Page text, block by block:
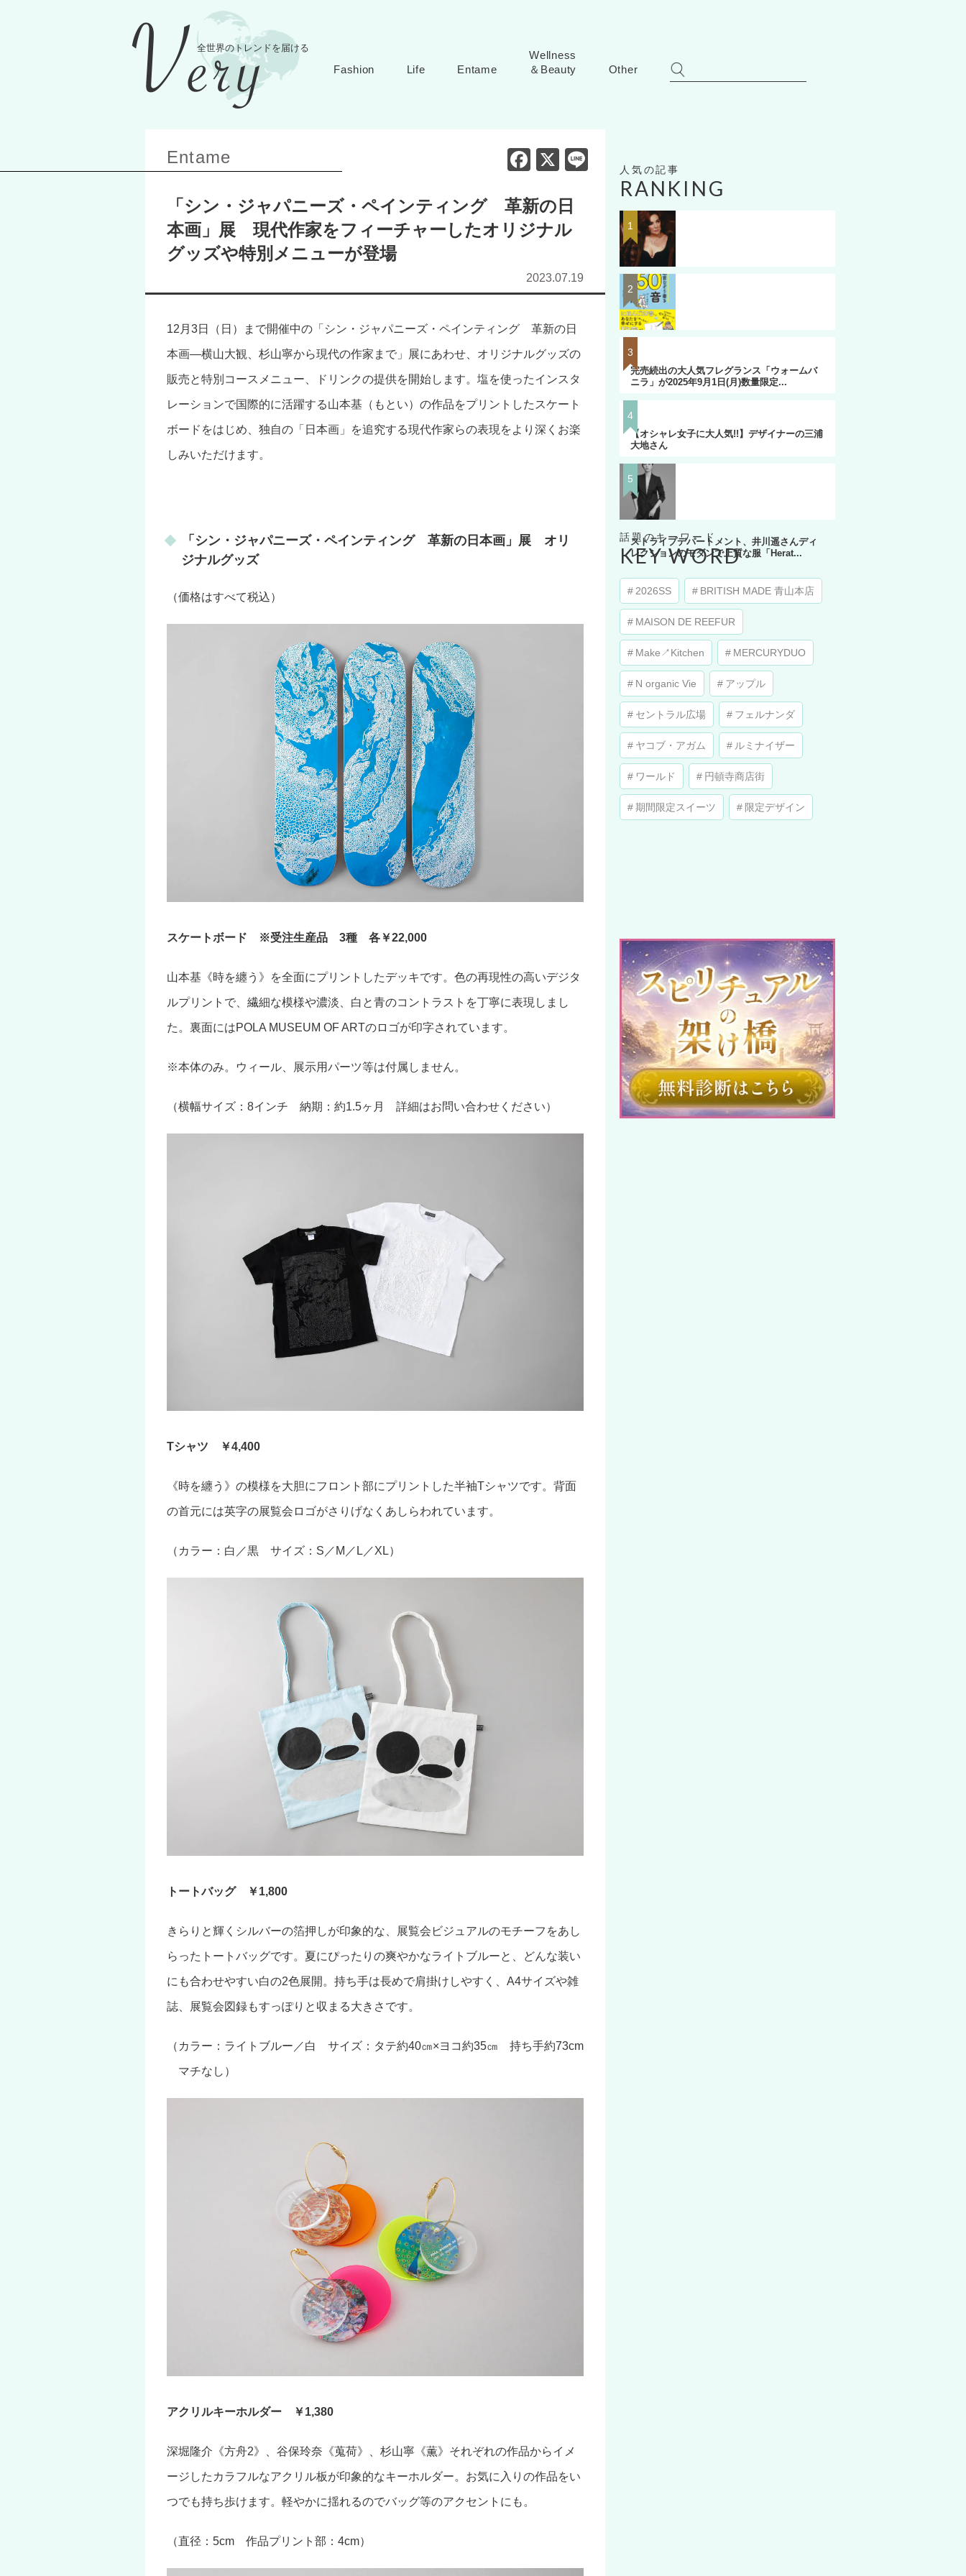
Fashion Life Entame
Wellness
＆Beauty
Other
S
e
f
o
r:
Entame
「シン・ジャパニーズ・ペインティング 革新の日
本画」展 現代作家をフィーチャーしたオリジナル
グッズや特別メニューが登場
2023.07.19
F
c
e
o
o
k
X
12月3日（日）まで開催中の「シン・ジャパニーズ・ペインティング 革新の日
本画―横山大観、杉山寧から現代の作家まで」展にあわせ、オリジナルグッズの
販売と特別コースメニュー、ドリンクの提供を開始します。塩を使ったインスタ
レーションで国際的に活躍する山本基（もとい）の作品をプリントしたスケート
ボードをはじめ、独自の「日本画」を追究する現代作家らの表現をより深くお楽
しみいただけます。
「シン・ジャパニーズ・ペインティング 革新の日本画」展 オリ
ジナルグッズ
（価格はすべて税込）
スケートボード ※受注生産品 3種 各￥22,000
山本基《時を纏う》を全面にプリントしたデッキです。色の再現性の高いデジタ
ルプリントで、繊細な模様や濃淡、白と青のコントラストを丁寧に表現しまし
た。裏面にはPOLA MUSEUM OF ARTのロゴが印字されています。
※本体のみ。ウィール、展示用パーツ等は付属しません。
（横幅サイズ：8インチ 納期：約1.5ヶ月 詳細はお問い合わせください）
Tシャツ ￥4,400
《時を纏う》の模様を大胆にフロント部にプリントした半袖Tシャツです。背面
の首元には英字の展覧会ロゴがさりげなくあしらわれています。
（カラー：白／黒 サイズ：S／M／L／XL）
トートバッグ ￥1,800
きらりと輝くシルバーの箔押しが印象的な、展覧会ビジュアルのモチーフをあし
らったトートバッグです。夏にぴったりの爽やかなライトブルーと、どんな装い
にも合わせやすい白の2色展開。持ち手は長めで肩掛けしやすく、A4サイズや雑
誌、展覧会図録もすっぽりと収まる大きさです。
（カラー：ライトブルー／白 サイズ：タテ約40㎝×ヨコ約35㎝ 持ち手約73cm
マチなし）
アクリルキーホルダー ￥1,380
深堀隆介《方舟2》、谷保玲奈《蒐荷》、杉山寧《薫》それぞれの作品からイメ
ージしたカラフルなアクリル板が印象的なキーホルダー。お気に入りの作品をい
つでも持ち歩けます。軽やかに揺れるのでバッグ等のアクセントにも。
（直径：5cm 作品プリント部：4cm）
RANKING
【20世紀のクレオパトラ】エリザベス・テイ
ラーに学ぶ”最強に女を楽しむ”ためのヒ...
ひらがな50音の意味を知ると心が軽くなる！
著者累計175万部の人気作家による「幸...
完売続出の大人気フレグランス「ウォームバ
ニラ」が2025年9月1日(月)数量限定...
【オシャレ女子に大人気!!】デザイナーの三浦
大地さん
ストライプデパートメント、井川遥さんディ
レクションのモダンで上質な服「Herat...
KEY WORD
2026SS BRITISH MADE 青山本店
MAISON DE REEFUR
Make↗︎Kitchen MERCURYDUO
N organic Vie アップル
セントラル広場 フェルナンダ
ヤコブ・アガム ルミナイザー
ワールド 円頓寺商店街
期間限定スイーツ 限定デザイン